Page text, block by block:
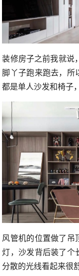
装修房子之前我就说
脚丫子跑来跑去，所
都是单人沙发和椅子
风管机的位置做了吊
灯，沙发背后装了个
分散的光线看起来很